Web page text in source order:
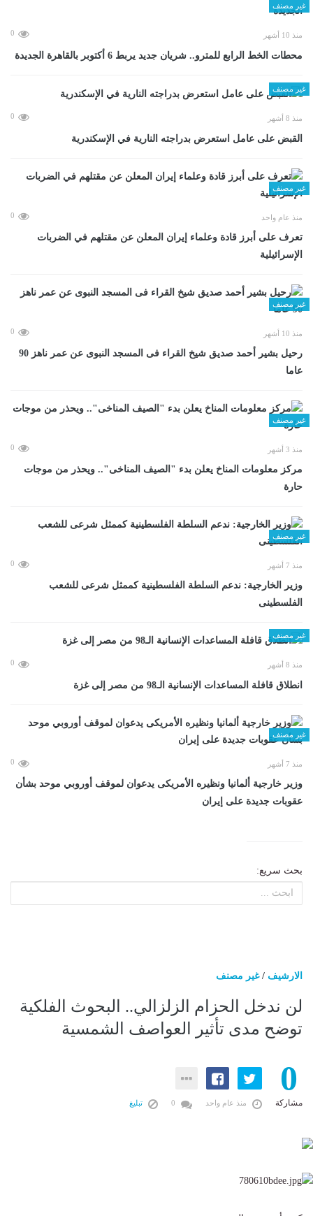
غير مصنف
منذ 10 أشهر 0
محطات الخط الرابع للمترو.. شريان جديد يربط 6 أكتوبر بالقاهرة الجديدة
غير مصنف
منذ 8 أشهر 0
القبض على عامل استعرض بدراجته النارية في الإسكندرية
غير مصنف
منذ عام واحد 0
تعرف على أبرز قادة وعلماء إيران المعلن عن مقتلهم في الضربات
الإسرائيلية
غير مصنف
منذ 10 أشهر 0
رحيل بشير أحمد صديق شيخ القراء فى المسجد النبوى عن عمر ناهز 90
عاما
غير مصنف
منذ 3 أشهر 0
مركز معلومات المناخ يعلن بدء "الصيف المناخى".. ويحذر من موجات
حارة
غير مصنف
منذ 7 أشهر 0
وزير الخارجية: ندعم السلطة الفلسطينية كممثل شرعى للشعب
الفلسطينى
غير مصنف
منذ 8 أشهر 0
انطلاق قافلة المساعدات الإنسانية الـ98 من مصر إلى غزة
غير مصنف
منذ 7 أشهر 0
وزير خارجية ألمانيا ونظيره الأمريكى يدعوان لموقف أوروبي موحد بشأن
عقوبات جديدة على إيران
بحث سريع:
الارشيف /غير مصنف
لن ندخل الحزام الزلزالي.. البحوث الفلكية
توضح مدى تأثير العواصف الشمسية
0
مشاركة منذ عام واحد تبليغ